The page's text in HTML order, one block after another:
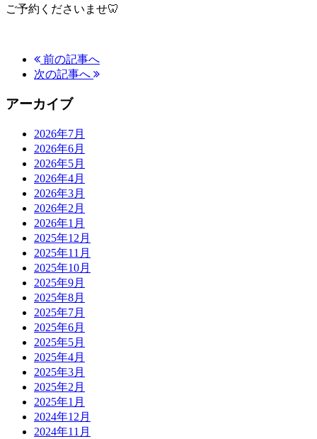
ご予約くださいませ🦷
前の記事へ
次の記事へ
アーカイブ
2026年7月
2026年6月
2026年5月
2026年4月
2026年3月
2026年2月
2026年1月
2025年12月
2025年11月
2025年10月
2025年9月
2025年8月
2025年7月
2025年6月
2025年5月
2025年4月
2025年3月
2025年2月
2025年1月
2024年12月
2024年11月